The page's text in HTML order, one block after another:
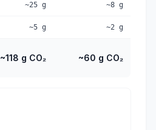
~25 g ~8 g
~5 g ~2 g
~118 g CO₂ ~60 g CO₂